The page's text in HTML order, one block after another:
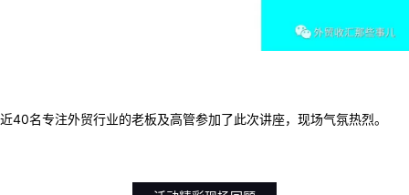
近40名专注外贸行业的老板及高管参加了此次讲座，现场气氛热烈。